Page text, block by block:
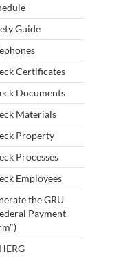
Guide
Certificates
Documents
Materials
Property
Processes
Employees
the GRU
Payment